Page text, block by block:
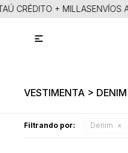
CRÉDITO + MILLASENVÍOS A

VESTIMENTA > DENIM
Filtrando por: Denim